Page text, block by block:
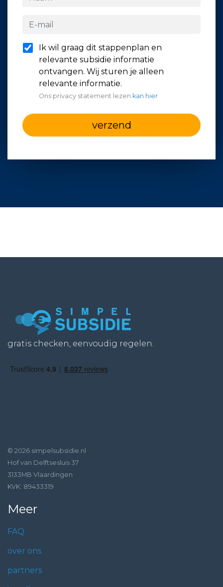
Ik wil graag dit stappenplan en
relevante subsidie informatie
ontvangen. Wij sturen je alleen
relevante informatie.
Ons privacy statement lezen kan hier
verzend
gratis checken, eenvoudig regelen.
© 2026 simpelsubsidie.nl
Hof van Delftsesluis 37
3133MB Vlaardingen
KVK: 89433319
Meer
FAQ
over ons
partners